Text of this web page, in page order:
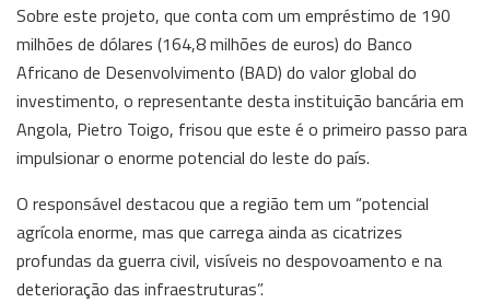
Sobre este projeto, que conta com um empréstimo de 190
milhões de dólares (164,8 milhões de euros) do Banco
Africano de Desenvolvimento (BAD) do valor global do
investimento, o representante desta instituição bancária em
Angola, Pietro Toigo, frisou que este é o primeiro passo para
impulsionar o enorme potencial do leste do país.
O responsável destacou que a região tem um “potencial
agrícola enorme, mas que carrega ainda as cicatrizes
profundas da guerra civil, visíveis no despovoamento e na
deterioração das infraestruturas”.